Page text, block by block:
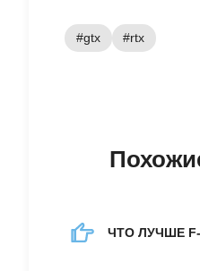
#gtx #rtx
ЧТО ЛУЧШЕ F-